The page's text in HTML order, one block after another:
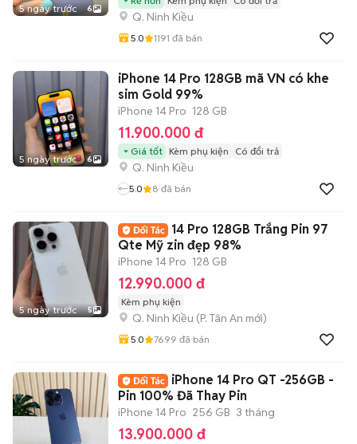
5 ngày trước 6
Q. Ninh Kiều
5.0 1191 đã bán
5 ngày trước 6
iPhone 14 Pro 128GB mã VN có khe
sim Gold 99%
iPhone 14 Pro 128 GB
11.900.000 đ
Giá tốt Kèm phụ kiện Có đổi trả
Q. Ninh Kiều
5.0 8 đã bán
5 ngày trước 5
14 Pro 128GB Trắng Pin 97
Qte Mỹ zin đẹp 98%
iPhone 14 Pro 128 GB
12.990.000 đ
Kèm phụ kiện
Q. Ninh Kiều (P. Tân An mới)
5.0 7699 đã bán
iPhone 14 Pro QT -256GB -
Pin 100% Đã Thay Pin
iPhone 14 Pro 256 GB 3 tháng
13.900.000 đ